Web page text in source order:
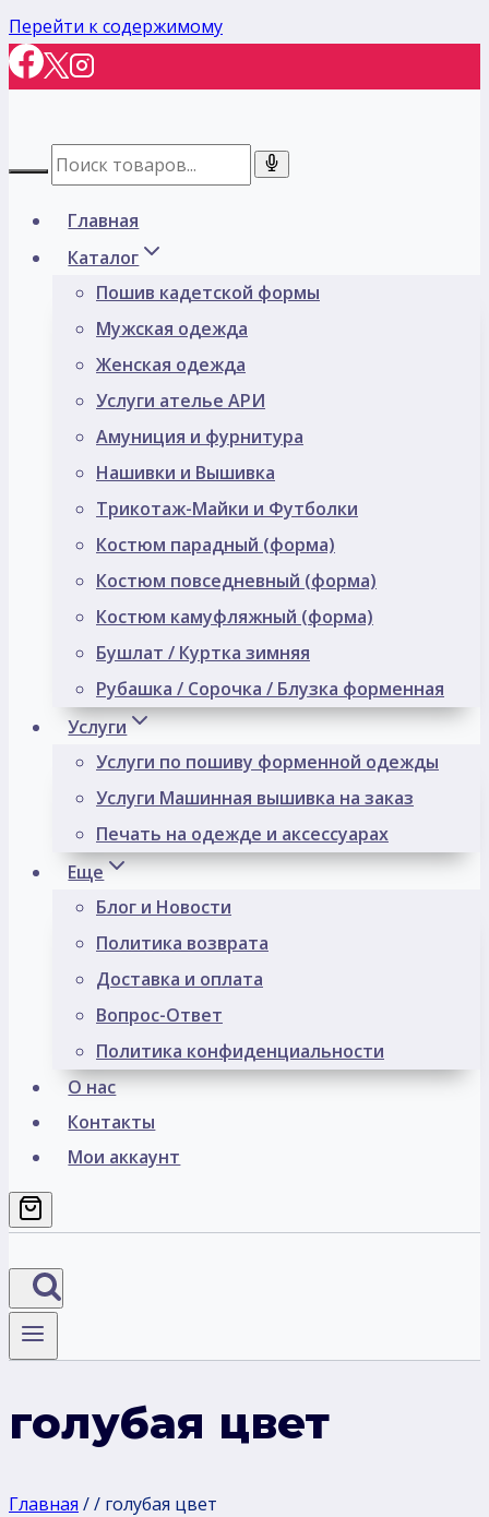
Перейти к содержимому
Главная
Каталог
Пошив кадетской формы
Мужская одежда
Женская одежда
Услуги ателье АРИ
Амуниция и фурнитура
Нашивки и Вышивка
Трикотаж-Майки и Футболки
Костюм парадный (форма)
Костюм повседневный (форма)
Костюм камуфляжный (форма)
Бушлат / Куртка зимняя
Рубашка / Сорочка / Блузка форменная
Услуги
Услуги по пошиву форменной одежды
Услуги Машинная вышивка на заказ
Печать на одежде и аксессуарах
Еще
Блог и Новости
Политика возврата
Доставка и оплата
Вопрос-Ответ
Политика конфиденциальности
О нас
Контакты
Мои аккаунт
голубая цвет
Главная // голубая цвет